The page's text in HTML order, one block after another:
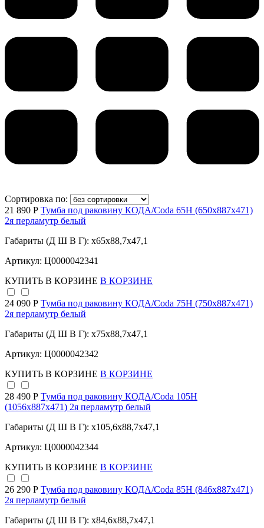
Сортировка по:
21 890 Р Тумба под раковину КОДА/Coda 65Н (650х887х471)
2я перламутр белый
Габариты (Д Ш В Г): x65x88,7x47,1
Артикул: Ц0000042341
КУПИТЬ В КОРЗИНЕ В КОРЗИНЕ
24 090 Р Тумба под раковину КОДА/Coda 75Н (750х887х471)
2я перламутр белый
Габариты (Д Ш В Г): x75x88,7x47,1
Артикул: Ц0000042342
КУПИТЬ В КОРЗИНЕ В КОРЗИНЕ
28 490 Р Тумба под раковину КОДА/Coda 105Н
(1056х887х471) 2я перламутр белый
Габариты (Д Ш В Г): x105,6x88,7x47,1
Артикул: Ц0000042344
КУПИТЬ В КОРЗИНЕ В КОРЗИНЕ
26 290 Р Тумба под раковину КОДА/Coda 85Н (846х887х471)
2я перламутр белый
Габариты (Д Ш В Г): x84,6x88,7x47,1